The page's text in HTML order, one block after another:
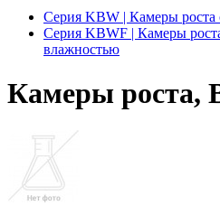
Серия KBW | Камеры роста
Серия KBWF | Камеры
влажностью
Камеры роста,